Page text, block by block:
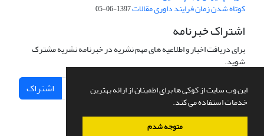
این وب سایت از کوکی ها برای اطمینان از ارائه بهترین
خدمات استفاده می کند.
متوجه شدم
کوتاه شدن زمان فرایند داوری مقالات1397-06-05
اشتراک خبرنامه
برای دریافت اخبار و اطلاعیه های مهم نشریه در خبرنامه نشریه مشترک
شوید.
اشتراک